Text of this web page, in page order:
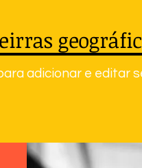
adicionar e editar